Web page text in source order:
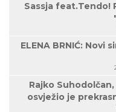
Sassja feat.Tendo!
ELENA BRNIĆ:
Rajko
osvježio je